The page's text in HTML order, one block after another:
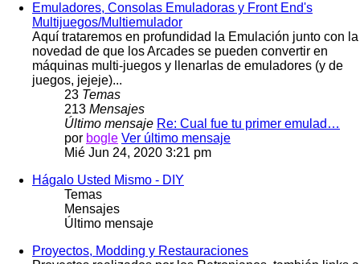
Emuladores, Consolas Emuladoras y Front End's
Multijuegos/Multiemulador
Aquí trataremos en profundidad la Emulación junto con la
novedad de que los Arcades se pueden convertir en
máquinas multi-juegos y llenarlas de emuladores (y de
juegos, jejeje)...
23 Temas
213 Mensajes
Último mensaje Re: Cual fue tu primer emulad…
por bogle Ver último mensaje
Mié Jun 24, 2020 3:21 pm
Hágalo Usted Mismo - DIY
Temas
Mensajes
Último mensaje
Proyectos, Modding y Restauraciones